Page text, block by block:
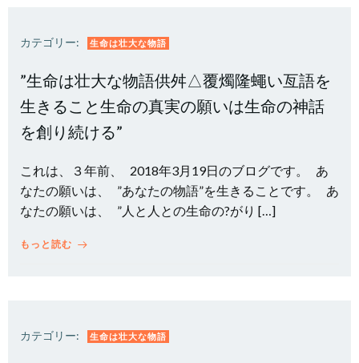
カテゴリー: 生命は壮大な物語
”生命は壮大な物語供舛△覆燭隆蠅い亙語を
生きること生命の真実の願いは生命の神話
を創り続ける”
これは、３年前、 2018年3月19日のブログです。 あ
なたの願いは、 ”あなたの物語”を生きることです。 あ
なたの願いは、 ”人と人との生命の?がり […]
もっと読む
カテゴリー: 生命は壮大な物語